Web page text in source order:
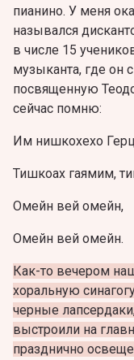
пианино. У меня
назывался
в числе 15
музыканта, где он
посвященную
сейчас помню:
Им нишкохехо
Тишкоах гаямим,
Омейн вей омейн,
Омейн вей омейн.
Как-то вечером
хоральную
черные
выстроили на
празднично